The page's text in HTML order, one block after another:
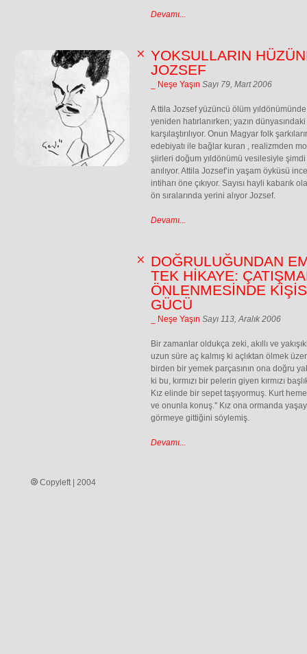
Devamı...
YOKSULLARIN
JOZSEF
_ Neşe Yaşın Sayı 79, Mart 2006
A ttila Jozsef yüzüncü ölüm
yeniden hatırlanırken; yazın
karşılaştırılıyor. Onun Magyar folk
edebiyatı ile bağlar kuran , realizmden
şiirleri doğum yıldönümü vesilesiyle
anılıyor. Attila Jozsef’in yaşam öyküsü
intiharı öne çıkıyor. Sayısı hayli kabarık
ön sıralarında yerini alıyor Jozsef.
Devamı...
DOĞRULUĞUNDAN
TEK HİKAYE:
ÖNLENMESİNDE
GÜCÜ
_ Neşe Yaşın Sayı 113, Aralık 2006
Bir zamanlar oldukça zeki, akıllı ve
uzun süre aç kalmış ki açlıktan ölmek
birden bir yemek parçasının ona doğru
ki bu, kırmızı bir pelerin giyen kırmızı
Kız elinde bir sepet taşıyormuş. Kurt
ve onunla konuş.'' Kız ona ormanda
görmeye gittiğini söylemiş.
Devamı...
Copyleft | 2004